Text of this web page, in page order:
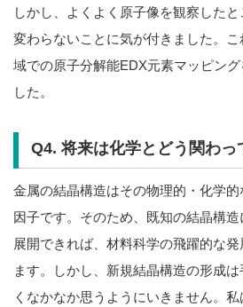
しかし、よくよく原子像を観察した
変わらないことに気が付きました。
域での原子分解能EDX元素マッピン
した。
Q4. 将来は化学とどう関わっ
金属の結晶構造はその物理的・化学
因子です。そのため、既知の結晶構
展開できれば、材料科学の飛躍的な
ます。しかし、新規結晶構造の形成
くなかなか思うようにいきません。